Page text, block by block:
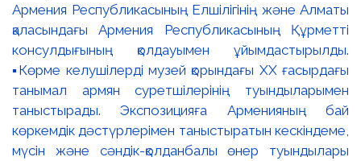
Армения Республикасының Елшілігінің және Алматы
қаласындағы Армения Республикасының Құрметті
консулдығының қолдауымен ұйымдастырылды.
▪️Көрме келушілерді музей қорындағы ХХ ғасырдағы
танымал армян суретшілерінің туындыларымен
таныстырады. Экспозицияға Арменияның бай
көркемдік дәстүрлерімен таныстыратын кескіндеме,
мүсін және сәндік-қолданбалы өнер туындылары